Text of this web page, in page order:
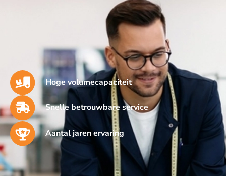
Hoge volumecapaciteit
Snelle betrouwbare service
Aantal jaren ervaring